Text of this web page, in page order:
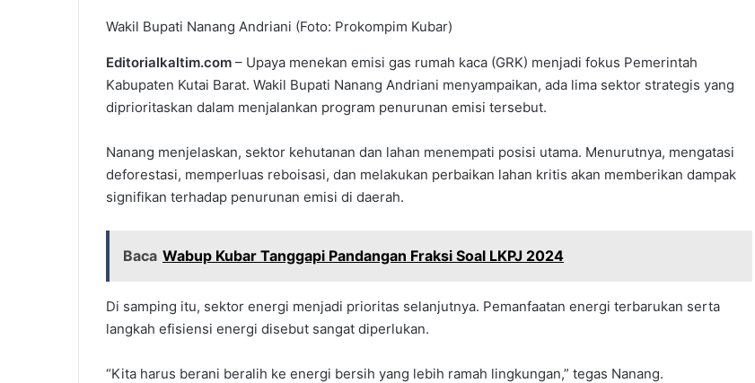
Wakil Bupati Nanang Andriani (Foto: Prokompim Kubar)
Editorialkaltim.com – Upaya menekan emisi gas rumah kaca (GRK) menjadi fokus Pemerintah
Kabupaten Kutai Barat. Wakil Bupati Nanang Andriani menyampaikan, ada lima sektor strategis yang
diprioritaskan dalam menjalankan program penurunan emisi tersebut.
Nanang menjelaskan, sektor kehutanan dan lahan menempati posisi utama. Menurutnya, mengatasi
deforestasi, memperluas reboisasi, dan melakukan perbaikan lahan kritis akan memberikan dampak
signifikan terhadap penurunan emisi di daerah.
Baca Wabup Kubar Tanggapi Pandangan Fraksi Soal LKPJ 2024
Di samping itu, sektor energi menjadi prioritas selanjutnya. Pemanfaatan energi terbarukan serta
langkah efisiensi energi disebut sangat diperlukan.
“Kita harus berani beralih ke energi bersih yang lebih ramah lingkungan,” tegas Nanang.